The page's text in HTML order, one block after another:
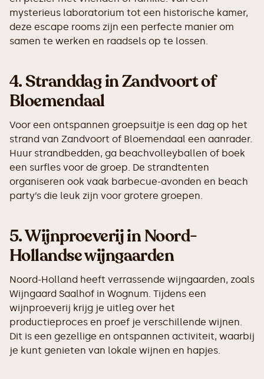
mysterieus laboratorium tot een historische kamer,
deze escape rooms zijn een perfecte manier om
samen te werken en raadsels op te lossen.
4.Stranddag in Zandvoort of
Bloemendaal
Voor een ontspannen groepsuitje is een dag op het
strand van Zandvoort of Bloemendaal een aanrader.
Huur strandbedden, ga beachvolleyballen of boek
een surfles voor de groep. De strandtenten
organiseren ook vaak barbecue-avonden en beach
party’s die leuk zijn voor grotere groepen.
5.Wijnproeverij in Noord-
Hollandse wijngaarden
Noord-Holland heeft verrassende wijngaarden, zoals
Wijngaard Saalhof in Wognum. Tijdens een
wijnproeverij krijg je uitleg over het
productieproces en proef je verschillende wijnen.
Dit is een gezellige en ontspannen activiteit, waarbij
je kunt genieten van lokale wijnen en hapjes.